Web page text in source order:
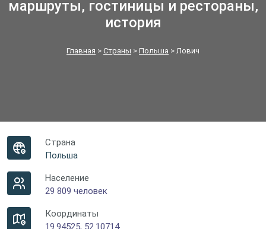
маршруты, гостиницы и рестораны,
история
Главная > Страны > Польша > Лович
Страна
Польша
Население
29 809 человек
Координаты
19.94525, 52.10714